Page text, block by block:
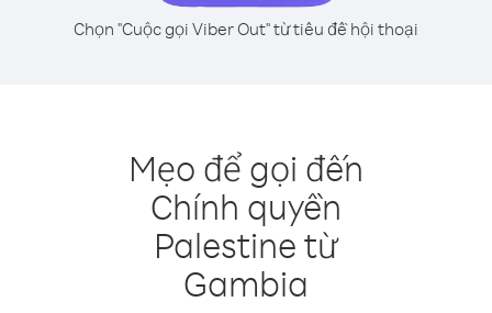
Chọn "Cuộc gọi Viber Out" từ tiêu đề hội thoại
Mẹo để gọi đến
Chính quyền
Palestine từ
Gambia